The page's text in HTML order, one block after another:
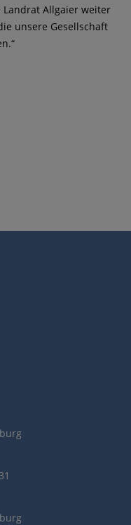
Landrat Allgaier weiter
unsere Gesellschaft